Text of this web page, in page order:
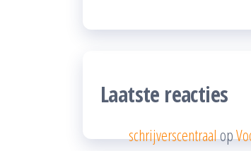
Laatste reacties
schrijverscentraalop